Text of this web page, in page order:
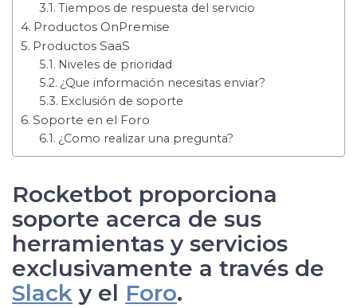
Tiempos de respuesta del servicio
Productos OnPremise
Productos SaaS
Niveles de prioridad
¿Que información necesitas enviar?
Exclusión de soporte
Soporte en el Foro
¿Como realizar una pregunta?
Rocketbot proporciona
soporte acerca de sus
herramientas y servicios
exclusivamente a través de
Slack y el Foro.